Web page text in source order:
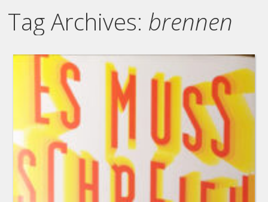
Tag Archives: brennen